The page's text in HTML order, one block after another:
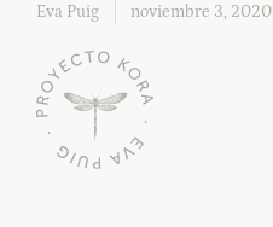
Eva Puig noviembre 3, 2020